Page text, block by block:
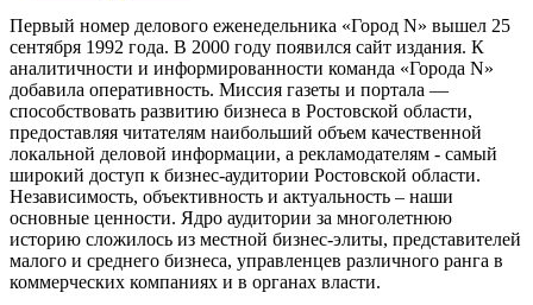
Первый номер делового еженедельника «Город N» вышел 25
сентября 1992 года. В 2000 году появился сайт издания. К
аналитичности и информированности команда «Города N»
добавила оперативность. Миссия газеты и портала —
способствовать развитию бизнеса в Ростовской области,
предоставляя читателям наибольший объем качественной
локальной деловой информации, а рекламодателям - самый
широкий доступ к бизнес-аудитории Ростовской области.
Независимость, объективность и актуальность – наши
основные ценности. Ядро аудитории за многолетнюю
историю сложилось из местной бизнес-элиты, представителей
малого и среднего бизнеса, управленцев различного ранга в
коммерческих компаниях и в органах власти.